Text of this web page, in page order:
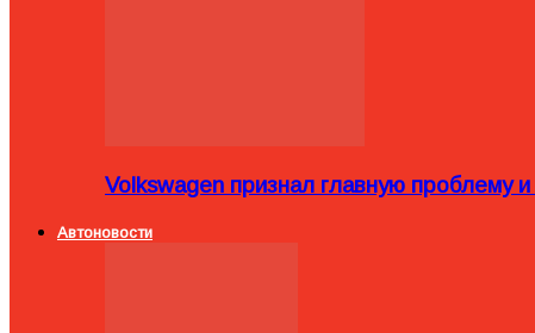
Volkswagen признал главную проблему
Автоновости